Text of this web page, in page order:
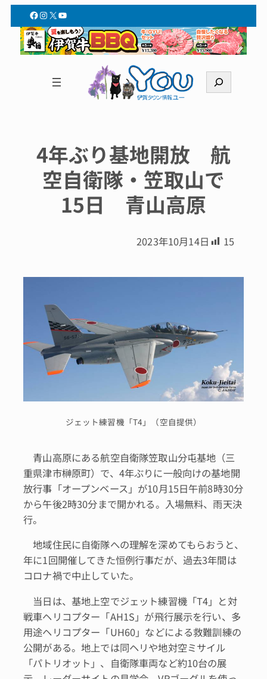
Facebook
Instagram
X YouTube
索
4年ぶり基地開放 航
空自衛隊・笠取山で
15日 青山高原
2023年10月14日 15
ジェット練習機「T4」（空自提供）
青山高原にある航空自衛隊笠取山分屯基地（三
重県津市榊原町）で、4年ぶりに一般向けの基地開
放行事「オープンベース」が10月15日午前8時30分
から午後2時30分まで開かれる。入場無料、雨天決
行。
地域住民に自衛隊への理解を深めてもらおうと、
年に1回開催してきた恒例行事だが、過去3年間は
コロナ禍で中止していた。
当日は、基地上空でジェット練習機「T4」と対
戦車ヘリコプター「AH1S」が飛行展示を行い、多
用途ヘリコプター「UH60」などによる救難訓練の
公開がある。地上では同ヘリや地対空ミサイル
「パトリオット」、自衛隊車両など約10台の展